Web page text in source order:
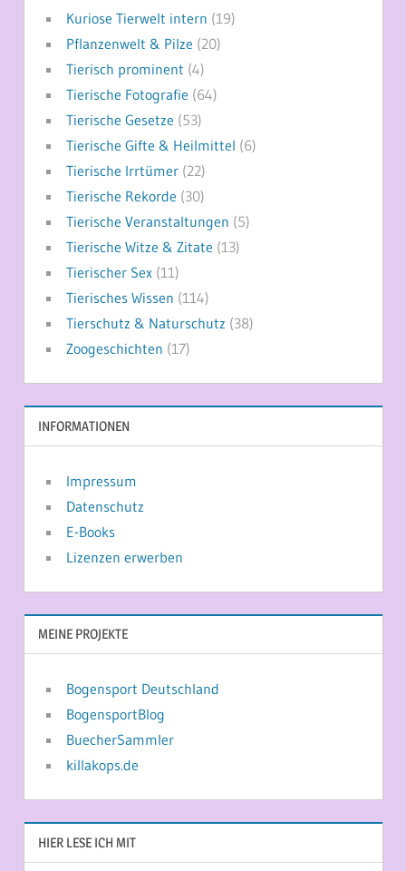
Kuriose Tierwelt intern (19)
Pflanzenwelt & Pilze (20)
Tierisch prominent (4)
Tierische Fotografie (64)
Tierische Gesetze (53)
Tierische Gifte & Heilmittel (6)
Tierische Irrtümer(22)
Tierische Rekorde (30)
Tierische Veranstaltungen (5)
Tierische Witze & Zitate (13)
Tierischer Sex(11)
Tierisches Wissen (114)
Tierschutz & Naturschutz (38)
Zoogeschichten (17)
INFORMATIONEN
Impressum
Datenschutz
E-Books
Lizenzen erwerben
MEINE PROJEKTE
Bogensport Deutschland
BogensportBlog
BuecherSammler
killakops.de
HIER LESE ICH MIT